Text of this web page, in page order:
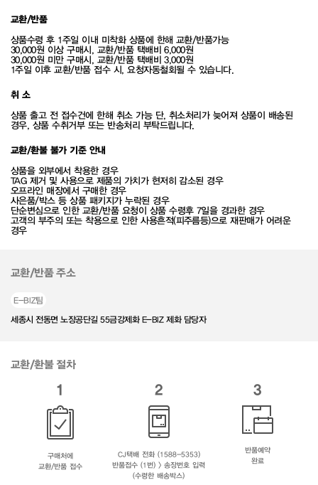
교환/반품
상품수령 후 1주일 이내 미착화 상품에 한해 교환/반품가능
30,000원 이상 구매시, 교환/반품 택배비 6,000원
30,000원 미만 구매시, 교환/반품 택배비 3,000원
1주일 이후 교환/반품 접수 시, 요청자동철회될 수 있습니다.
취 소
상품 출고 전 접수건에 한해 취소 가능 단, 취소처리가 늦어져 상품이 배송된
경우, 상품 수취거부 또는 반송처리 부탁드립니다.
교환/환불 불가 기준 안내
상품을 외부에서 착용한 경우
TAG 제거 및 사용으로 제품의 가치가 현저히 감소된 경우
오프라인 매장에서 구매한 경우
사은품/박스 등 상품 패키지가 누락된 경우
단순변심으로 인한 교환/반품 요청이 상품 수령후 7일을 경과한 경우
고객의 부주의 또는 착용으로 인한 사용흔적(피주름등)으로 재판매가 어려운
경우
교환/반품 주소
E-BIZ팀
세종시 전동면 노장공단길 55금강제화 E-BIZ 제화 담당자
교환/환불 절차
1
구매처에
교환/반품 접수
2
CJ택배 전화 (1588-5353)
반품접수 (1번) > 송장번호 입력
(수령한 배송박스)
3
반품예약
완료